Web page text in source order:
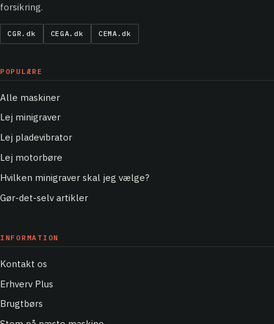
forsikring.
CGR.dk CEGA.dk CEMA.dk
POPULÆRE
Alle maskiner
Lej minigraver
Lej pladevibrator
Lej motorbøre
Hvilken minigraver skal jeg vælge?
Gør-det-selv artikler
INFORMATION
Kontakt os
Erhverv Plus
Brugtbørs